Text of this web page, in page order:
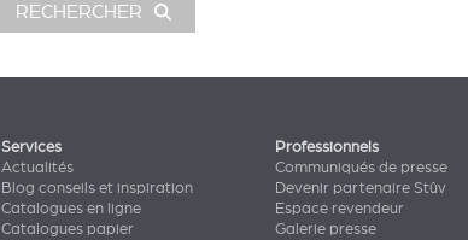
RECHERCHER
Services
Actualités
Blog conseils et inspiration
Catalogues en ligne
Catalogues papier
Professionnels
Communiqués de presse
Devenir partenaire Stûv
Espace revendeur
Galerie presse